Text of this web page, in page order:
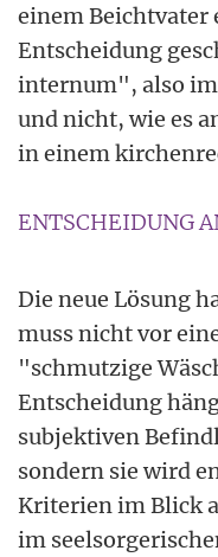
einem Beichtvater
Entscheidung
internum", also im
und nicht, wie es
in einem
ENTSCHEIDUNG
Die neue Lösung
muss nicht vor
"schmutzige
Entscheidung
subjektiven
sondern sie wird
Kriterien im Blick
im